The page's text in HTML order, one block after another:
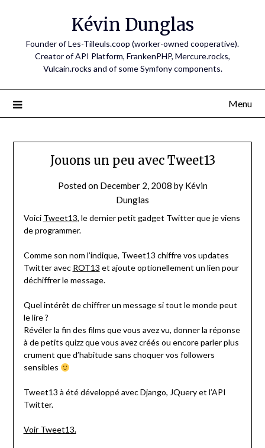
Kévin Dunglas
Founder of Les-Tilleuls.coop (worker-owned cooperative).
Creator of API Platform, FrankenPHP, Mercure.rocks,
Vulcain.rocks and of some Symfony components.
Menu
Jouons un peu avec Tweet13
Posted on December 2, 2008 by Kévin
Dunglas
Voici Tweet13, le dernier petit gadget Twitter que je viens
de programmer.
Comme son nom l’indique, Tweet13 chiffre vos updates
Twitter avec ROT13 et ajoute optionellement un lien pour
déchiffrer le message.
Quel intérêt de chiffrer un message si tout le monde peut
le lire ?
Révéler la fin des films que vous avez vu, donner la réponse
à de petits quizz que vous avez créés ou encore parler plus
crument que d’habitude sans choquer vos followers
sensibles
Tweet13 à été développé avec Django, JQuery et l’API
Twitter.
Voir Tweet13.